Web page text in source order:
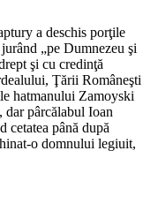
a deschis porţile
„pe Dumnezeu şi
şi cu credinţă
Ţării Româneşti
hatmanului Zamoyski
dar pârcălabul Ioan
cetatea până după
o domnului legiuit,